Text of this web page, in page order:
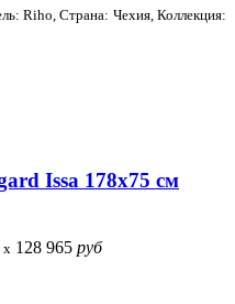
Riho, Страна: Чехия, Коллекция:
Issa 178x75 см
x 128 965 руб